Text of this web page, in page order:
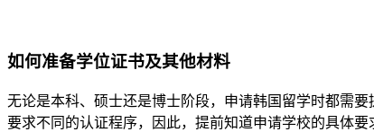
如何准备学位证书及其他材料
无论是本科、硕士还是博士阶段，申请韩国留学时都需
要求不同的认证程序，因此，提前知道申请学校的具体要